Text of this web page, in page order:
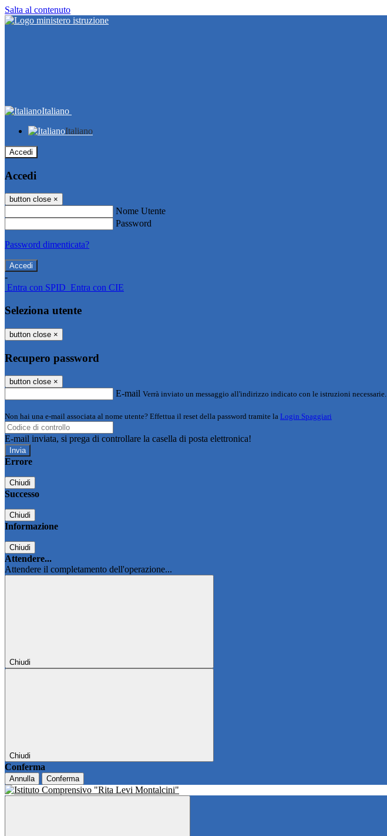
Salta al contenuto
Italiano
Italiano
Accedi
Accedi
button close ×
Nome Utente
Password
Password dimenticata?
-
Entra con SPID Entra con CIE
Seleziona utente
button close ×
Recupero password
button close ×
E-mail Verrà inviato un messaggio all'indirizzo indicato con le istruzioni necessarie.
Non hai una e-mail associata al nome utente? Effettua il reset della password tramite la Login Spaggiari
E-mail inviata, si prega di controllare la casella di posta elettronica!
Errore
Chiudi
Successo
Chiudi
Informazione
Chiudi
Attendere...
Attendere il completamento dell'operazione...
Chiudi
Chiudi
Conferma
Annulla Conferma